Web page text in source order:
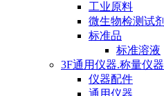
工业原料
微生物检测试剂
标准品
标准溶液
3F通用仪器.称量仪
仪器配件
通用仪器